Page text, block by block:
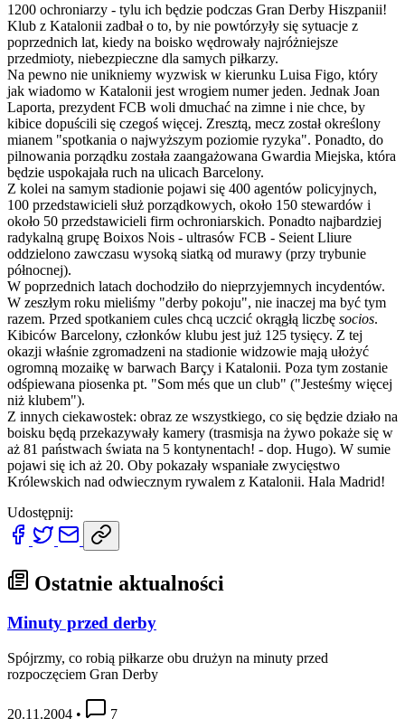
1200 ochroniarzy - tylu ich będzie podczas Gran Derby Hiszpanii!
Klub z Katalonii zadbał o to, by nie powtórzyły się sytuacje z
poprzednich lat, kiedy na boisko wędrowały najróżniejsze
przedmioty, niebezpieczne dla samych piłkarzy.
Na pewno nie unikniemy wyzwisk w kierunku Luisa Figo, który
jak wiadomo w Katalonii jest wrogiem numer jeden. Jednak Joan
Laporta, prezydent FCB woli dmuchać na zimne i nie chce, by
kibice dopuścili się czegoś więcej. Zresztą, mecz został określony
mianem "spotkania o najwyższym poziomie ryzyka". Ponadto, do
pilnowania porządku została zaangażowana Gwardia Miejska, która
będzie uspokajała ruch na ulicach Barcelony.
Z kolei na samym stadionie pojawi się 400 agentów policyjnych,
100 przedstawicieli służ porządkowych, około 150 stewardów i
około 50 przedstawicieli firm ochroniarskich. Ponadto najbardziej
radykalną grupę Boixos Nois - ultrasów FCB - Seient Lliure
oddzielono zawczasu wysoką siatką od murawy (przy trybunie
północnej).
W poprzednich latach dochodziło do nieprzyjemnych incydentów.
W zeszłym roku mieliśmy "derby pokoju", nie inaczej ma być tym
razem. Przed spotkaniem cules chcą uczcić okrągłą liczbę socios.
Kibiców Barcelony, członków klubu jest już 125 tysięcy. Z tej
okazji właśnie zgromadzeni na stadionie widzowie mają ułożyć
ogromną mozaikę w barwach Barçy i Katalonii. Poza tym zostanie
odśpiewana piosenka pt. "Som més que un club" ("Jesteśmy więcej
niż klubem").
Z innych ciekawostek: obraz ze wszystkiego, co się będzie działo na
boisku będą przekazywały kamery (trasmisja na żywo pokaże się w
aż 81 państwach świata na 5 kontynentach! - dop. Hugo). W sumie
pojawi się ich aż 20. Oby pokazały wspaniałe zwycięstwo
Królewskich nad odwiecznym rywalem z Katalonii. Hala Madrid!
Udostępnij:
Ostatnie aktualności
Minuty przed derby
Spójrzmy, co robią piłkarze obu drużyn na minuty przed
rozpoczęciem Gran Derby
20.11.2004 • 7